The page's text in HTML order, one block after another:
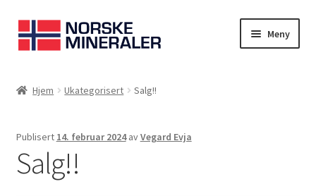
Meny
Handlekurv
Kontakt oss
Hjem Ukategorisert Salg!!
Publisert 14. februar 2024 avVegard Evja
Salg!!